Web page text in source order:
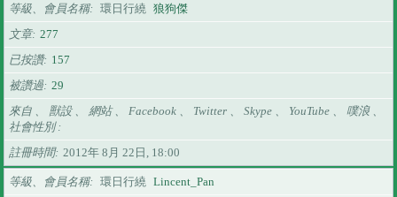
等級、會員名稱 環日行繞 狼狗傑
文章 277
已按讚
157
被讚過 29
來自 、 獸設 、 網站 、 Facebook 、 Twitter 、 Skype 、 YouTube 、 噗浪 、
社會性別
註冊時間
2012年 8月 22日, 18:00
等級、會員名稱 環日行繞 Lincent_Pan